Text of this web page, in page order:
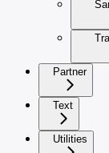
Partner
Text
Utilities